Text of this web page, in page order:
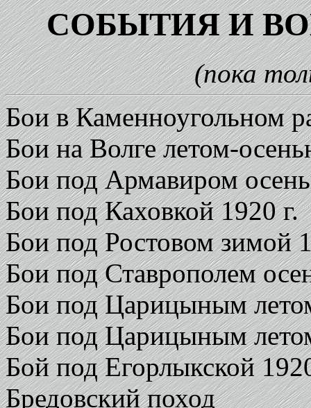
СОБЫТИЯ И
(пока
Бои в Каменноугольном
Бои на Волге летом-
Бои под Армавиром
Бои под Каховкой 1920 г.
Бои под Ростовом зимой
Бои под Ставрополем
Бои под Царицыным
Бои под Царицыным
Бой под Егорлыкской
Бредовский поход